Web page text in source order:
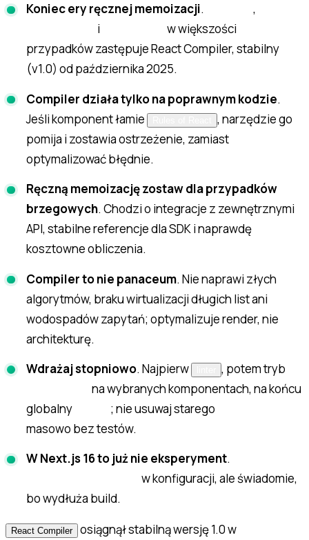
Koniec ery ręcznej memoizacji. ,
i
w większości
przypadków zastępuje React Compiler, stabilny
(v1.0) od października 2025.
Compiler działa tylko na poprawnym kodzie.
Jeśli komponent łamie
, narzędzie go
pomija i zostawia ostrzeżenie, zamiast
optymalizować błędnie.
Ręczną memoizację zostaw dla przypadków
brzegowych. Chodzi o integracje z zewnętrznymi
API, stabilne referencje dla SDK i naprawdę
kosztowne obliczenia.
Compiler to nie panaceum. Nie naprawi złych
algorytmów, braku wirtualizacji długich list ani
wodospadów zapytań; optymalizuje render, nie
architekturę.
Wdrażaj stopniowo. Najpierw , potem tryb
na wybranych komponentach, na końcu
globalny
; nie usuwaj starego
masowo bez testów.
W Next.js 16 to już nie eksperyment.
w konfiguracji, ale świadomie,
bo wydłuża build.
React Compiler
osiągnął stabilną wersję 1.0 w